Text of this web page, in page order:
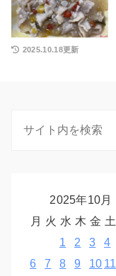
2025.10.18更新
2025年10月
月 火 水 木 金 土
1
2 3 4
6
7 8 9 10 11